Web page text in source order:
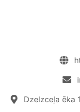
Dzelzceļa ēka